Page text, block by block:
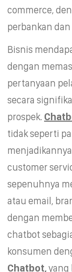
commerce,
perbankan
Bisnis
dengan
pertanyaan
secara
prospek.
tidak seperti
customer
sepenuhnya
atau email,
dengan
chatbot
konsumen
Chatbot,yang